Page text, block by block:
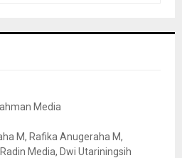
Media
M, Rafika Anugeraha M,
Media, Dwi Utariningsih